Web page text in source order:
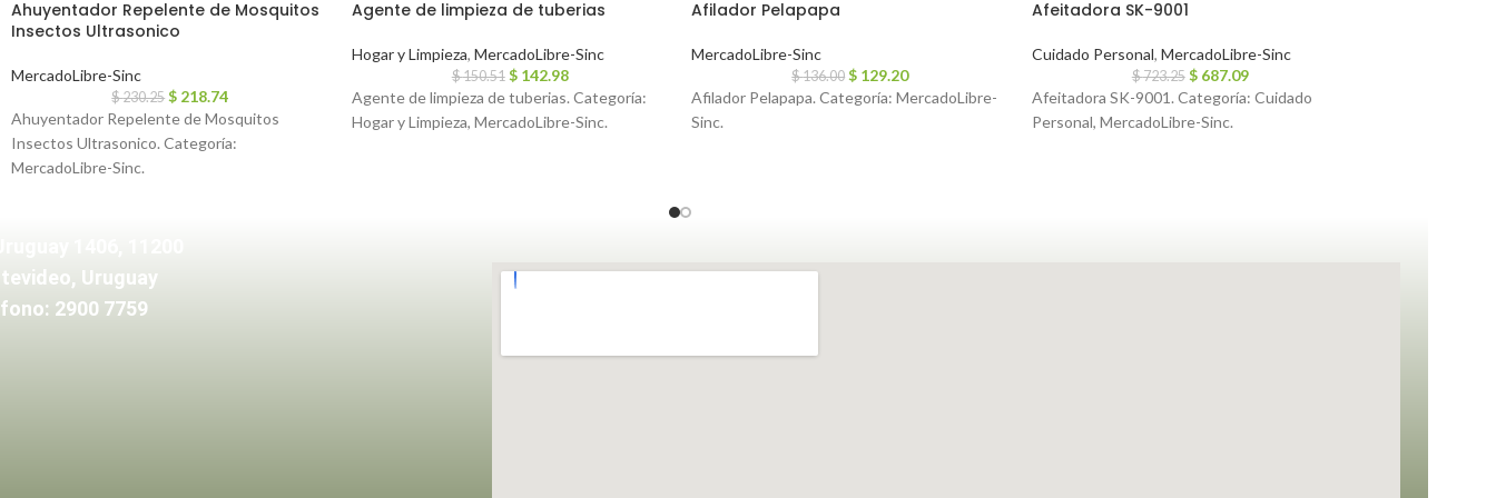
Ahuyentador Repelente de Mosquitos
Insectos Ultrasonico
MercadoLibre-Sinc
$230.25 $ 218.74
Ahuyentador Repelente de Mosquitos
Insectos Ultrasonico. Categoría:
MercadoLibre-Sinc.
Agente de limpieza de tuberias
Hogar y Limpieza, MercadoLibre-Sinc
$150.51 $ 142.98
Agente de limpieza de tuberias. Categoría:
Hogar y Limpieza, MercadoLibre-Sinc.
Afilador Pelapapa
MercadoLibre-Sinc
$136.00 $ 129.20
Afilador Pelapapa. Categoría: MercadoLibre-
Sinc.
Afeitadora SK-9001
Cuidado Personal, MercadoLibre-Sinc
$723.25 $ 687.09
Afeitadora SK-9001. Categoría: Cuidado
Personal, MercadoLibre-Sinc.
Uruguay
2900 7759